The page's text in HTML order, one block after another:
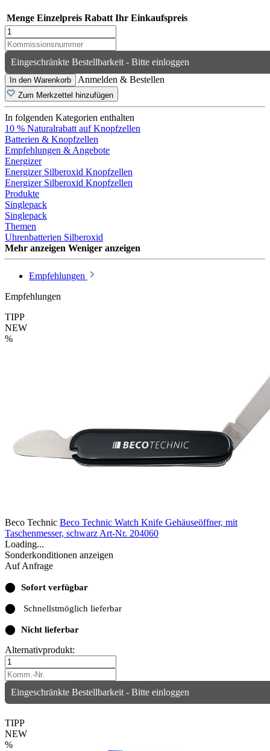
Menge Einzelpreis Rabatt Ihr Einkaufspreis
Eingeschränkte Bestellbarkeit - Bitte einloggen
In den Warenkorb Anmelden & Bestellen
Zum Merkzettel hinzufügen
In folgenden Kategorien enthalten
10 % Naturalrabatt auf Knopfzellen
Batterien & Knopfzellen
Empfehlungen & Angebote
Energizer
Energizer Silberoxid Knopfzellen
Energizer Silberoxid Knopfzellen
Produkte
Singlepack
Singlepack
Themen
Uhrenbatterien Silberoxid
Mehr anzeigen Weniger anzeigen
Empfehlungen
Empfehlungen
TIPP
NEW
%
Beco Technic Beco Technic Watch Knife Gehäuseöffner, mit
Taschenmesser, schwarz Art-Nr. 204060
Loading...
Sonderkonditionen anzeigen
Auf Anfrage
⬤ Sofort verfügbar
⬤ Schnellstmöglich lieferbar
⬤ Nicht lieferbar
Alternativprodukt:
Eingeschränkte Bestellbarkeit - Bitte einloggen
TIPP
NEW
%